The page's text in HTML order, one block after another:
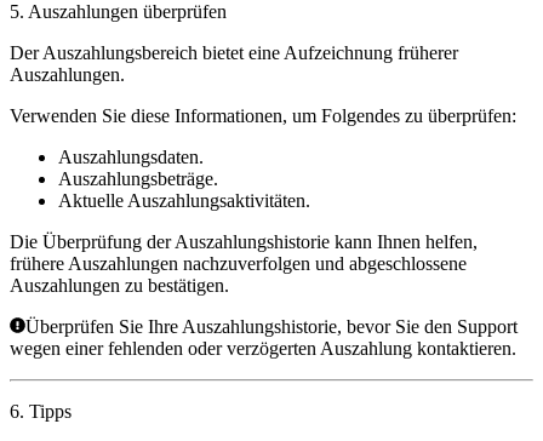
5. Auszahlungen überprüfen
Der Auszahlungsbereich bietet eine Aufzeichnung früherer
Auszahlungen.
Verwenden Sie diese Informationen, um Folgendes zu überprüfen:
Auszahlungsdaten.
Auszahlungsbeträge.
Aktuelle Auszahlungsaktivitäten.
Die Überprüfung der Auszahlungshistorie kann Ihnen helfen,
frühere Auszahlungen nachzuverfolgen und abgeschlossene
Auszahlungen zu bestätigen.
Überprüfen Sie Ihre Auszahlungshistorie, bevor Sie den Support
wegen einer fehlenden oder verzögerten Auszahlung kontaktieren.
6. Tipps